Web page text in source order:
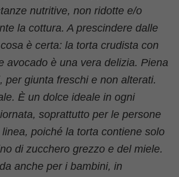
nutritive, non ridotte e/o
la cottura. A prescindere dalle
è certa: la torta crudista con
avocado è una vera delizia. Piena
per giunta freschi e non alterati.
È un dolce ideale in ogni
soprattutto per le persone
poiché la torta contiene solo
di zucchero grezzo e del miele.
anche per i bambini, in